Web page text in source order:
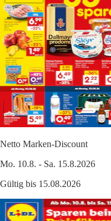
Netto Marken-Discount
Mo. 10.8. - Sa. 15.8.2026
Gültig bis 15.08.2026